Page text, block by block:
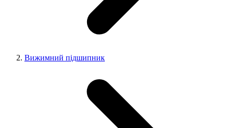
Вижимний підшипник